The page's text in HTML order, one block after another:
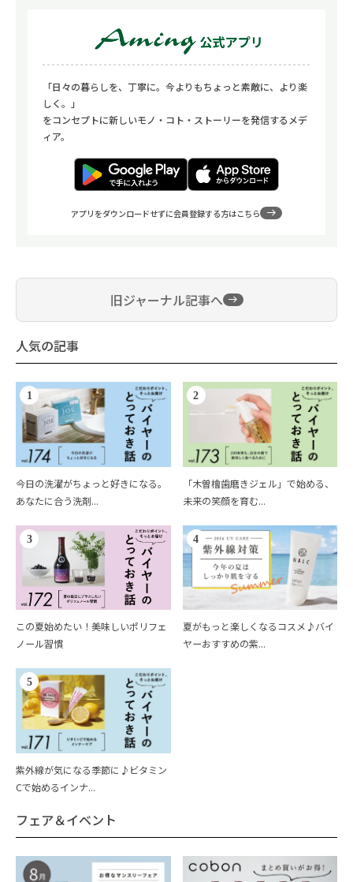
「日々の暮らしを、丁寧に。今よりもちょっと素敵に、より楽
しく。」
をコンセプトに新しいモノ・コト・ストーリーを発信するメデ
ィア。
アプリをダウンロードせずに会員登録する方はこちら
旧ジャーナル記事へ
人気の記事
1
今日の洗濯がちょっと好きになる。
あなたに合う洗剤...
2
「木曽檜歯磨きジェル」で始める、
未来の笑顔を育む...
3
この夏始めたい！美味しいポリフェ
ノール習慣
4
夏がもっと楽しくなるコスメ♪バイ
ヤーおすすめの紫...
5
紫外線が気になる季節に♪ビタミン
Cで始めるインナ...
フェア＆イベント